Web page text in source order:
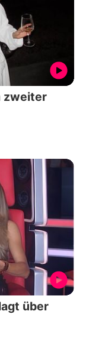
zweiter
über